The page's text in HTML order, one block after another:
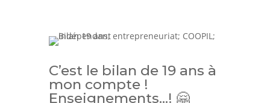
C’est le bilan de 19 ans à
mon compte !
Enseignements…! 🤗